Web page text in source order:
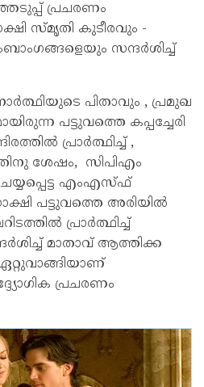
പ്രചരണം
സ്മൃതി കുടീരവും -
സന്ദര്‍ശിച്ച്
പിതാവും , പ്രമുഖ
പട്ടുവത്തെ കപ്പച്ചേരി
പ്രാര്‍ത്ഥിച്ച് ,
ശേഷം, സിപിഎം
എംഎസ്ഫ്
പട്ടുവത്തെ അരിയില്‍
പ്രാര്‍ത്ഥിച്ച്
മാതാവ് ആത്തിക്ക
പ്രചരണം